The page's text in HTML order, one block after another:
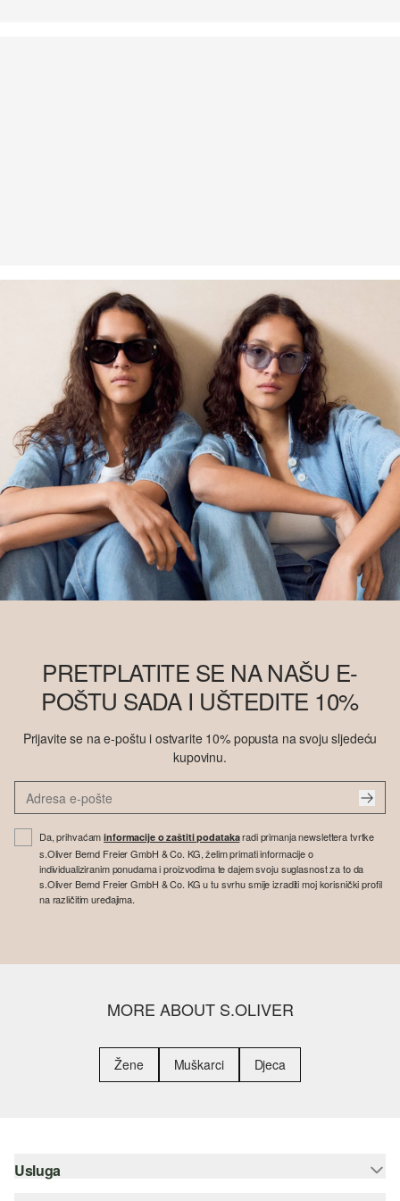
PRETPLATITE SE NA NAŠU E-
POŠTU SADA I UŠTEDITE 10%
Prijavite se na e-poštu i ostvarite 10% popusta na svoju sljedeću
kupovinu.
Da, prihvaćaminformacije o zaštiti podatakaradi primanja newslettera tvrtke
s.Oliver Bernd Freier GmbH & Co. KG, želim primati informacije o
individualiziranim ponudama i proizvodima te dajem svoju suglasnost za to da
s.Oliver Bernd Freier GmbH & Co. KG u tu svrhu smije izraditi moj korisnički profil
na različitim uređajima.
MORE ABOUT S.OLIVER
Žene Muškarci Djeca
Usluga